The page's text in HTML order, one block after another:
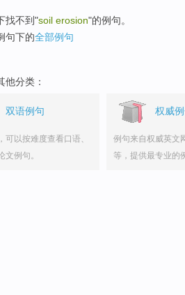
找不到"soil erosion"的例句。
句下的全部例句
他分类：
双语例句
可以按难度查看口语、
文例句。
权威
例句来自权威英文
等，提供最专业的